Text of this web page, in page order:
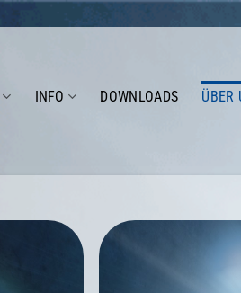
INFO DOWNLOADS ÜBER